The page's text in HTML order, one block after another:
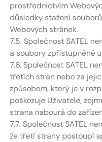
prostřednictvím
důsledky stažení
Webových stránek.
7.5. Společnost SATEL
a soubory zpřístupněné
7.6. Společnost SATEL
třetích stran nebo za
způsobem, který je v
poškozuje Uživatele,
strana nabourá do
7.7. Společnost SATEL
že třetí strany postoupí